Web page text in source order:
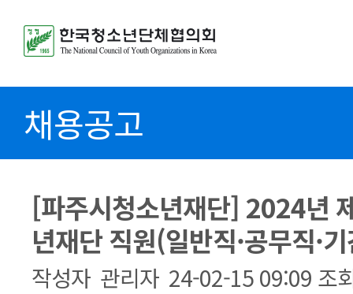
채용공고
[파주시청소년재단] 2024년
년재단 직원(일반직·공무직·
작성자 관리자 24-02-15 09:09 조